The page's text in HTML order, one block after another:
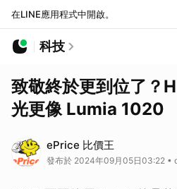
在LINE應用程式中開啟。
科技
致敬終於更到位了？
光更像 Lumia 1020
ePrice 比價王
發布於 2024年09月05日03:22 •